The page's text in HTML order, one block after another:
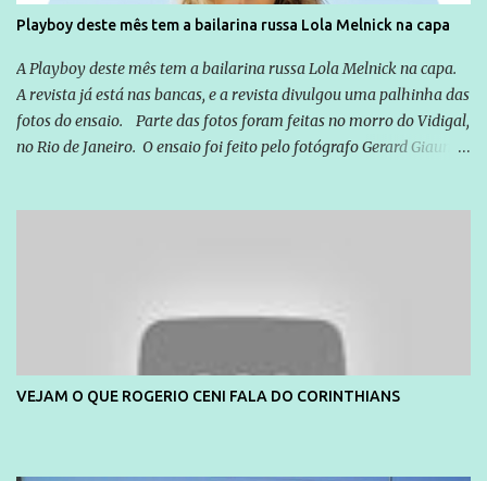
da Lava Jato, Reformas que podem retirar ou não direitos, ou
quem vai ser preso ou não; é preciso levar até as pessoas, do mais
simples ao mais burguês, o que diz a nossa Constituição, quais são
seus direitos e deveres em ...
Playboy deste mês tem a bailarina russa Lola Melnick na capa
A Playboy deste mês tem a bailarina russa Lola Melnick na capa.
A revista já está nas bancas, e a revista divulgou uma palhinha das
fotos do ensaio. Parte das fotos foram feitas no morro do Vidigal,
no Rio de Janeiro. O ensaio foi feito pelo fotógrafo Gerard Giaume
VEJAM O QUE ROGERIO CENI FALA DO CORINTHIANS